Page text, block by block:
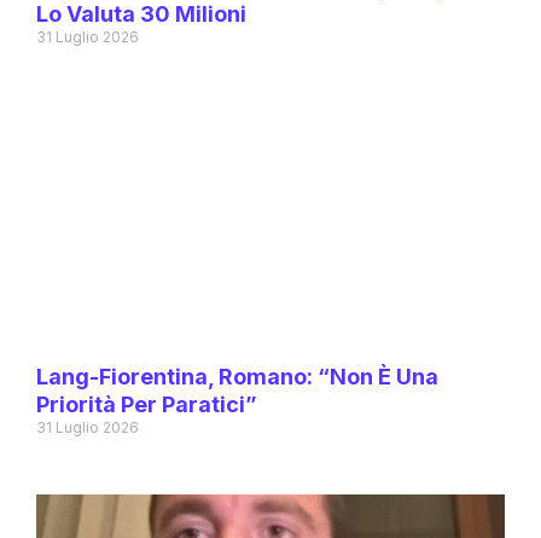
Lo Valuta 30 Milioni
31 Luglio 2026
Lang-Fiorentina, Romano: “Non È Una
Priorità Per Paratici”
31 Luglio 2026